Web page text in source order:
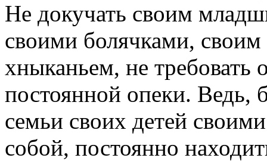
Не докучать своим
своими болячками, своим
хныканьем, не требовать
постоянной опеки. Ведь,
семьи своих детей
собой, постоянно